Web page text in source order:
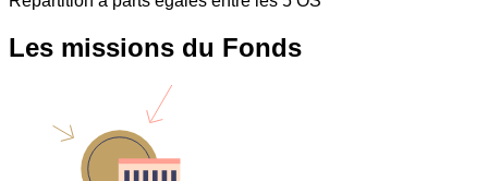
Les missions du Fonds